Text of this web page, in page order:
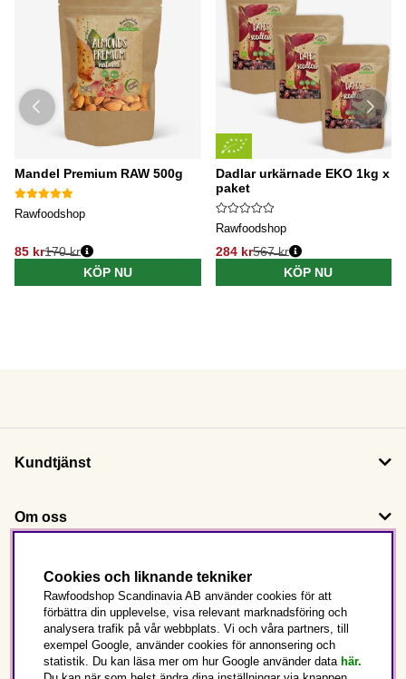
Mandel Premium RAW 500g
Rawfoodshop
85 kr170 kr
KÖP NU
Dadlar urkärnade EKO 1kg x 3
paket
Rawfoodshop
284 kr567 kr
KÖP NU
Kundtjänst
Om oss
Följ oss
Det här är Rawfoodshop
Sverige
Cookies och liknande tekniker
Rawfoodshop Scandinavia AB använder cookies för att
förbättra din upplevelse, visa relevant marknadsföring och
analysera trafik på vår webbplats. Vi och våra partners, till
exempel Google, använder cookies för annonsering och
statistik. Du kan läsa mer om hur Google använder data här.